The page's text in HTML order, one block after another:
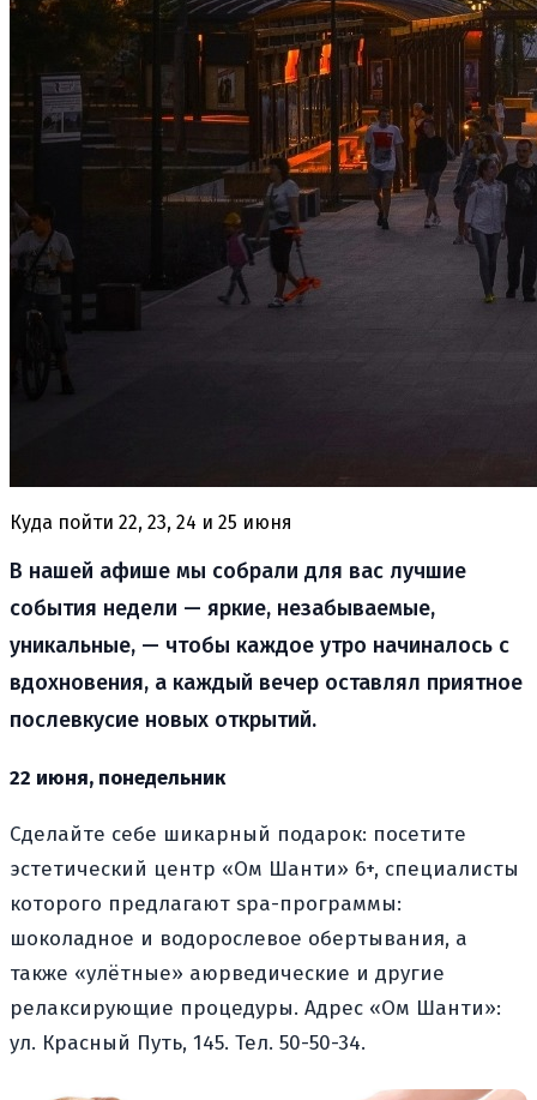
Куда пойти 22, 23, 24 и 25 июня
В нашей афише мы собрали для вас лучшие
события недели — яркие, незабываемые,
уникальные, — чтобы каждое утро начиналось с
вдохновения, а каждый вечер оставлял приятное
послевкусие новых открытий.
22 июня, понедельник
Сделайте себе шикарный подарок: посетите
эстетический центр «Ом Шанти» 6+, специалисты
которого предлагают spa-программы:
шоколадное и водорослевое обертывания, а
также «улётные» аюрведические и другие
релаксирующие процедуры. Адрес «Ом Шанти»:
ул. Красный Путь, 145. Тел. 50-50-34.